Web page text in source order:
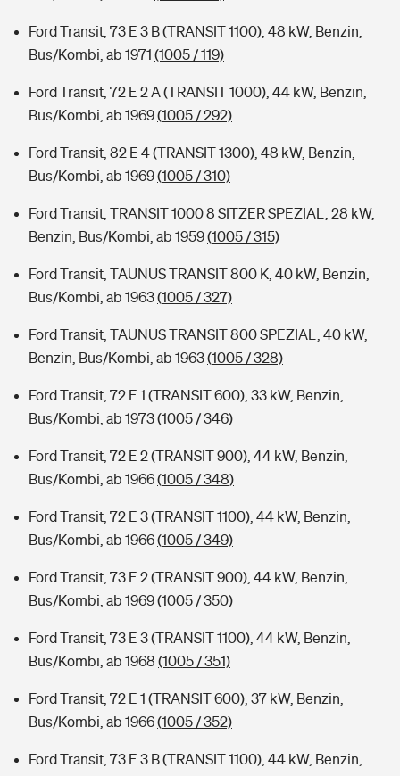
Ford Transit, 73 E 3 B (TRANSIT 1100), 48 kW, Benzin,
Bus/Kombi, ab 1971 (1005 / 119)
Ford Transit, 72 E 2 A (TRANSIT 1000), 44 kW, Benzin,
Bus/Kombi, ab 1969(1005 / 292)
Ford Transit, 82 E 4 (TRANSIT 1300), 48 kW, Benzin,
Bus/Kombi, ab 1969(1005 / 310)
Ford Transit, TRANSIT 1000 8 SITZER SPEZIAL, 28 kW,
Benzin, Bus/Kombi, ab 1959(1005 / 315)
Ford Transit, TAUNUS TRANSIT 800 K, 40 kW, Benzin,
Bus/Kombi, ab 1963(1005 / 327)
Ford Transit, TAUNUS TRANSIT 800 SPEZIAL, 40 kW,
Benzin, Bus/Kombi, ab 1963(1005 / 328)
Ford Transit, 72 E 1 (TRANSIT 600), 33 kW, Benzin,
Bus/Kombi, ab 1973(1005 / 346)
Ford Transit, 72 E 2 (TRANSIT 900), 44 kW, Benzin,
Bus/Kombi, ab 1966(1005 / 348)
Ford Transit, 72 E 3 (TRANSIT 1100), 44 kW, Benzin,
Bus/Kombi, ab 1966(1005 / 349)
Ford Transit, 73 E 2 (TRANSIT 900), 44 kW, Benzin,
Bus/Kombi, ab 1969(1005 / 350)
Ford Transit, 73 E 3 (TRANSIT 1100), 44 kW, Benzin,
Bus/Kombi, ab 1968 (1005 / 351)
Ford Transit, 72 E 1 (TRANSIT 600), 37 kW, Benzin,
Bus/Kombi, ab 1966(1005 / 352)
Ford Transit, 73 E 3 B (TRANSIT 1100), 44 kW, Benzin,